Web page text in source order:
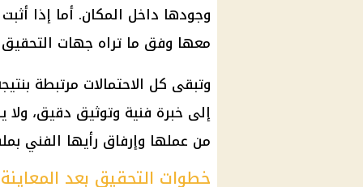
وجودها داخل المكان. أما إذا
معها وفق ما تراه جهات
وتبقى كل الاحتمالات مرتبطة
إلى خبرة فنية وتوثيق دقيق، ولا
من عملها وإرفاق رأيها الفني
خطوات التحقيق بعد